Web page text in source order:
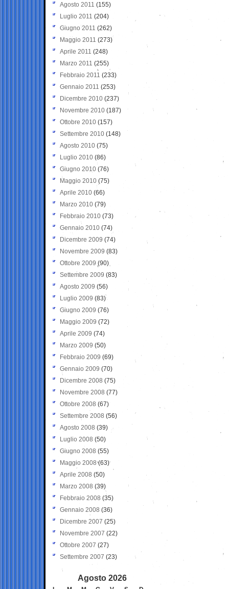
Agosto 2011 (155)
Luglio 2011 (204)
Giugno 2011 (262)
Maggio 2011 (273)
Aprile 2011 (248)
Marzo 2011 (255)
Febbraio 2011 (233)
Gennaio 2011 (253)
Dicembre 2010 (237)
Novembre 2010 (187)
Ottobre 2010 (157)
Settembre 2010 (148)
Agosto 2010 (75)
Luglio 2010 (86)
Giugno 2010 (76)
Maggio 2010 (75)
Aprile 2010 (66)
Marzo 2010 (79)
Febbraio 2010 (73)
Gennaio 2010 (74)
Dicembre 2009 (74)
Novembre 2009 (83)
Ottobre 2009 (90)
Settembre 2009 (83)
Agosto 2009 (56)
Luglio 2009 (83)
Giugno 2009 (76)
Maggio 2009 (72)
Aprile 2009 (74)
Marzo 2009 (50)
Febbraio 2009 (69)
Gennaio 2009 (70)
Dicembre 2008 (75)
Novembre 2008 (77)
Ottobre 2008 (67)
Settembre 2008 (56)
Agosto 2008 (39)
Luglio 2008 (50)
Giugno 2008 (55)
Maggio 2008(63)
Aprile 2008 (50)
Marzo 2008 (39)
Febbraio 2008 (35)
Gennaio 2008 (36)
Dicembre 2007 (25)
Novembre 2007 (22)
Ottobre 2007 (27)
Settembre 2007 (23)
Agosto 2026